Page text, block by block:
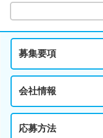
募集要項
会社情報
応募方法